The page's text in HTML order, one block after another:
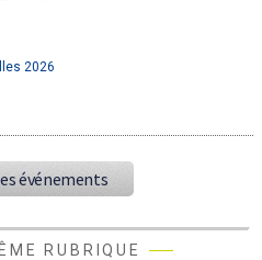
2026
événements
RUBRIQUE